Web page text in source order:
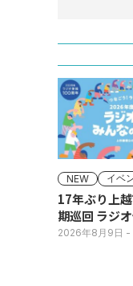
NEW イベ
17年ぶり上
期巡回 ラジ
の体操会」今
2026年8月9日 -